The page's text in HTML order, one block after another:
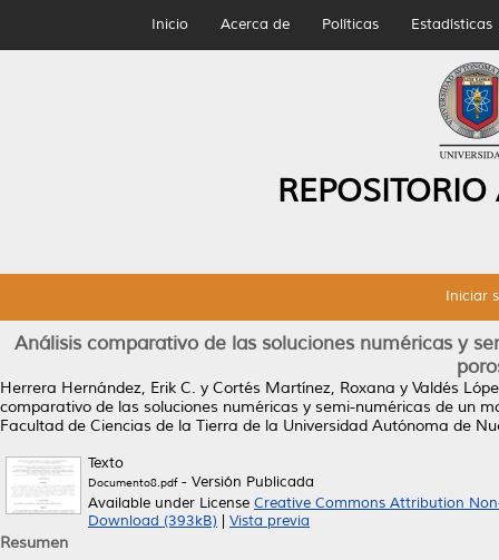
Inicio Acerca de Políticas Estadísticas
Iniciar
Análisis comparativo de las soluciones numéricas y
Herrera Hernández, Erik C. y Cortés Martínez, Roxana y Valdés
comparativo de las soluciones numéricas y semi-numéricas de un
Facultad de Ciencias de la Tierra de la Universidad Autónoma de
Texto
Documento8.pdf- Versión Publicada
Available under License Creative Commons Attribution
Download (393kB)
Vista previa
Resumen